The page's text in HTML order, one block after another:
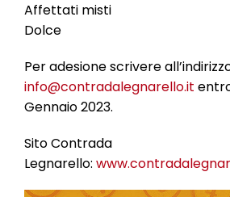
Affettati misti
Dolce
Per adesione scrivere
info@contradalegnarello.it
Gennaio 2023.
Sito Contrada
Legnarello: